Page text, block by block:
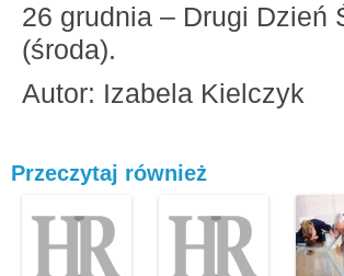
26 grudnia – Drugi Dzień
(środa).
Autor: Izabela Kielczyk
Przeczytaj również